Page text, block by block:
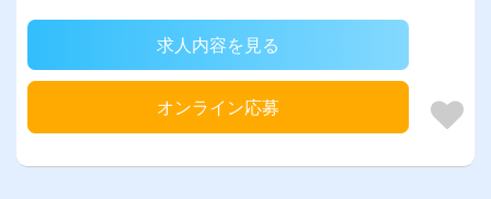
求人内容を見る
オンライン応募